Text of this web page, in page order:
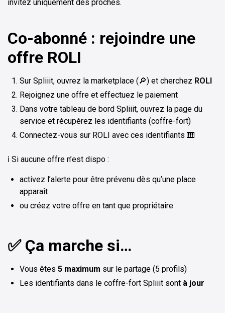
invitez uniquement des proches.
Co-abonné : rejoindre une
offre ROLI
Sur Spliiit, ouvrez la marketplace (🔎) et cherchez ROLI
Rejoignez une offre et effectuez le paiement
Dans votre tableau de bord Spliiit, ouvrez la page du
service et récupérez les identifiants (coffre-fort)
Connectez-vous sur ROLI avec ces identifiants 🎹
ℹ️ Si aucune offre n’est dispo :
activez l’alerte pour être prévenu dès qu’une place
apparaît
ou créez votre offre en tant que propriétaire
✅ Ça marche si…
Vous êtes 5 maximum sur le partage (5 profils)
Les identifiants dans le coffre-fort Spliiit sont à jour